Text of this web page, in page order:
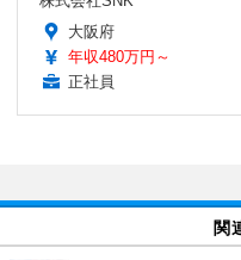
大阪府
年収480万円～
正社員
関